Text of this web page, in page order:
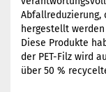
hergestellt
Diese Produkte
der PET-Filz wird
über 50 %